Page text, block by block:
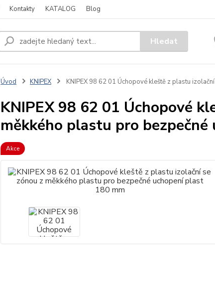
Kontakty KATALOG Blog
Hledat
Úvod KNIPEX KNIPEX 98 62 01 Úchopové kleště z plastu
KNIPEX 98 62 01 Úchopové
měkkého plastu pro
Akce